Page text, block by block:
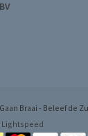
Braai - Beleef de
Lightspeed